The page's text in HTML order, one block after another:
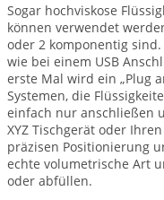
Sogar hochviskose
können verwendet
oder 2 komponentig
wie bei einem USB
erste Mal wird ein „Plug
Systemen, die
einfach nur anschließen
XYZ Tischgerät oder
präzisen Positionierung
echte volumetrische Art
oder abfüllen.